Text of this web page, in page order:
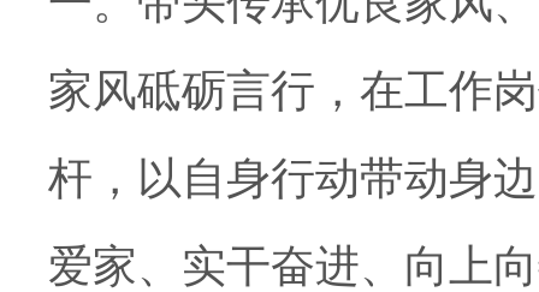
家风砥砺言行，在工作
杆，以自身行动带动身
爱家、实干奋进、向上